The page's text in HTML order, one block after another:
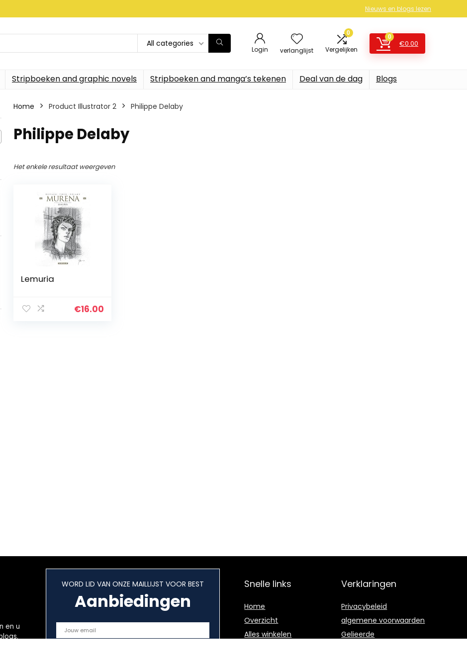
Nieuws en blogs lezen
All categories
Login verlanglijst
0
Vergelijken
0
€0.00
Stripboeken and graphic novels Stripboeken and manga’s tekenen Deal van de dag Blogs
Home Product Illustrator 2 Philippe Delaby
Philippe Delaby
Het enkele resultaat weergeven
Lemuria
€16.00
en u
WORD LID VAN ONZE MAILLIJST VOOR BEST
Aanbiedingen
Snelle links
Home
Overzicht
Alles winkelen
Verklaringen
Privacybeleid
algemene voorwaarden
Gelieerde